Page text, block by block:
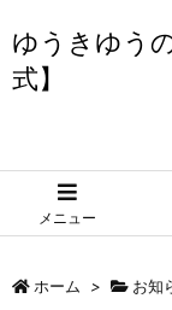
ゆうきゆう
式】
メニュー
ホーム > お知